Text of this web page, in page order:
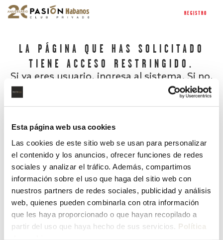
Esta página web usa cookies
Las cookies de este sitio web se usan para personalizar
el contenido y los anuncios, ofrecer funciones de redes
sociales y analizar el tráfico. Además, compartimos
información sobre el uso que haga del sitio web con
nuestros partners de redes sociales, publicidad y análisis
web, quienes pueden combinarla con otra información
que les haya proporcionado o que hayan recopilado a
partir del uso que haya hecho de sus servicios. Política
REGISTRO
LA PÁGINA QUE HAS SOLICITADO
TIENE ACCESO RESTRINGIDO.
Si ya eres usuario, ingresa al sistema. Si no,
¿Has olvidado tu contraseña?